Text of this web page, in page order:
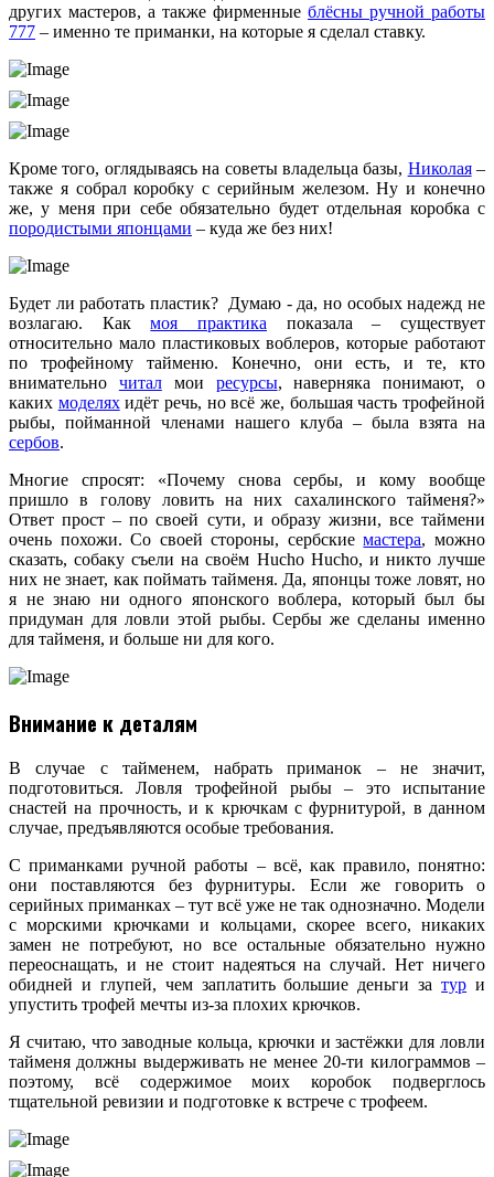
других мастеров, а также фирменные блёсны ручной работы
777 – именно те приманки, на которые я сделал ставку.
Кроме того, оглядываясь на советы владельца базы, Николая–
также я собрал коробку с серийным железом. Ну и конечно
же, у меня при себе обязательно будет отдельная коробка с
породистыми японцами – куда же без них!
Будет ли работать пластик? Думаю - да, но особых надежд не
возлагаю. Какмоя практика показала – существует
относительно мало пластиковых воблеров, которые работают
по трофейному тайменю. Конечно, они есть, и те, кто
внимательно читалмои ресурсы, наверняка понимают, о
каких моделяхидёт речь, но всё же, большая часть трофейной
рыбы, пойманной членами нашего клуба – была взята на
сербов.
Многие спросят: «Почему снова сербы, и кому вообще
пришло в голову ловить на них сахалинского тайменя?»
Ответ прост – по своей сути, и образу жизни, все таймени
очень похожи. Со своей стороны, сербскиемастера, можно
сказать, собаку съели на своём Hucho Hucho, и никто лучше
них не знает, как поймать тайменя. Да, японцы тоже ловят, но
я не знаю ни одного японского воблера, который был бы
придуман для ловли этой рыбы. Сербы же сделаны именно
для тайменя, и больше ни для кого.
Внимание к деталям
В случае с тайменем, набрать приманок – не значит,
подготовиться. Ловля трофейной рыбы – это испытание
снастей на прочность, и к крючкам с фурнитурой, в данном
случае, предъявляются особые требования.
С приманками ручной работы – всё, как правило, понятно:
они поставляются без фурнитуры. Если же говорить о
серийных приманках – тут всё уже не так однозначно. Модели
с морскими крючками и кольцами, скорее всего, никаких
замен не потребуют, но все остальные обязательно нужно
переоснащать, и не стоит надеяться на случай. Нет ничего
обидней и глупей, чем заплатить большие деньги затур и
упустить трофей мечты из-за плохих крючков.
Я считаю, что заводные кольца, крючки и застёжки для ловли
тайменя должны выдерживать не менее 20-ти килограммов –
поэтому, всё содержимое моих коробок подверглось
тщательной ревизии и подготовке к встрече с трофеем.